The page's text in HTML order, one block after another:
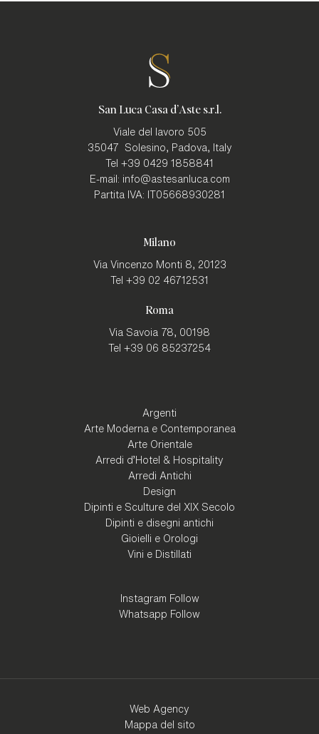
San Luca Casa d'Aste s.r.l.
Viale del lavoro 505
35047 Solesino, Padova Italy
Tel +39 0429 1858841
E-mail: info@astesanluca.com
Partita IVA: IT05668930281
Milano
Via Vincenzo Monti 8, 20123
Tel +39 02 46712531
Roma
Via Savoia 78, 00198
Tel +39 06 85237254
Argenti
Arte Moderna e Contemporanea
Arte Orientale
Arredi d'Hotel & Hospitality
Arredi Antichi
Design
Dipinti e Sculture del XIX Secolo
Dipinti e disegni antichi
Gioielli e Orologi
Vini e Distillati
Instagram Follow
Whatsapp Follow
Web Agency
Mappa del sito